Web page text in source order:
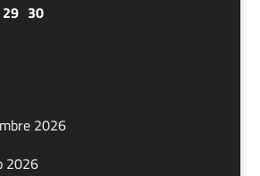
29 30
2026
2026